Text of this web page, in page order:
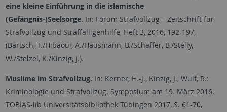
eine kleine Einführung in die islamische
(Gefängnis-)Seelsorge. In: Forum Strafvollzug – Zeitschrift für
Strafvollzug und Straffälligenhilfe, Heft 3, 2016, 192-197,
(Bartsch, T./Hibaoui, A./Hausmann, B./Schaffer, B./Stelly,
W./Stelzel, K./Kinzig, J.).
Muslime im Strafvollzug. In: Kerner, H.-J., Kinzig, J., Wulf, R.:
Kriminologie und Strafvollzug. Symposium am 19. März 2016.
TOBIAS-lib Universitätsbibliothek Tübingen 2017, S. 61-70,